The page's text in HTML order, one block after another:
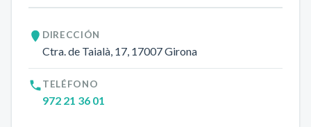
DIRECCIÓN
Ctra. de Taialà, 17, 17007Girona
TELÉFONO
972 21 36 01